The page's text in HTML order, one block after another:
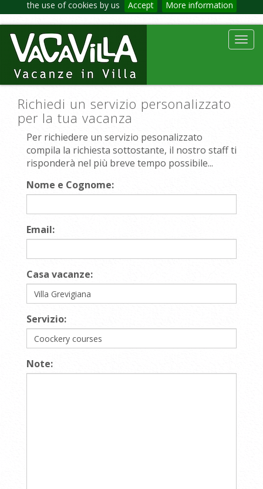
the use of cookies by us Accept More information
Richiedi un servizio personalizzato
per la tua vacanza
Per richiedere un servizio pesonalizzato
compila la richiesta sottostante, il nostro staff ti
risponderà nel più breve tempo possibile...
Nome e Cognome:
Email:
Casa vacanze:
Servizio:
Note: